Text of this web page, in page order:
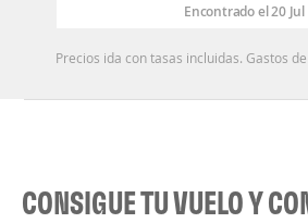
Encontrado el 20 Jul
Precios ida con tasas incluidas. Gastos
CONSIGUE TU VUELO Y